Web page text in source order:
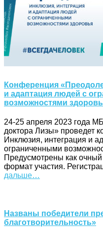
Конференция
и адаптация людей с
возможностями
24-25 апреля 2023 года
доктора Лизы» проведет
Инклюзия, интеграция и
ограниченными
Предусмотрены как
формат участия.
дальше…
Названы победители
благотворительность»